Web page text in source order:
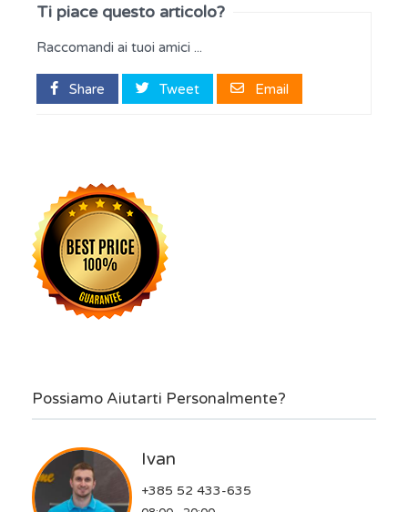
Ti piace questo articolo?
Raccomandi ai tuoi amici ...
Share Tweet Email
Possiamo Aiutarti Personalmente?
Ivan
+385 52 433-635